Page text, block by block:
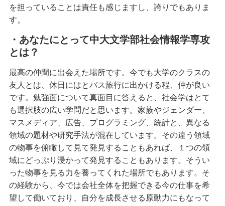
を担っていることは責任も感じますし、誇りでもありま
す。
・あなたにとって中大文学部社会情報学専攻
とは？
最高の仲間に出会えた場所です。今でも大学のクラスの
友人とは、休日にはとバス旅行に出かける程、仲が良い
です。勉強面について真面目に答えると、社会学はとて
も選択肢の広い学問だと思います。家族やジェンダー、
マスメディア、広告、プログラミング、統計と、異なる
領域の題材や研究手法が混在しています。その違う領域
の物事を俯瞰して見て発見することもあれば、１つの領
域にどっぷり浸かって発見することもあります。そうい
った物事を見る力を養ってくれた場所でもあります。そ
の経験から、今では会社全体を把握できる今の仕事を希
望して働いており、自分を成長させる原動力にもなって